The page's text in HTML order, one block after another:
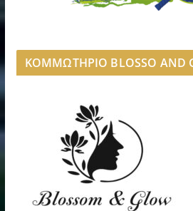
ΚΟΜΜΩΤΗΡΙΟ BLOSSO AND